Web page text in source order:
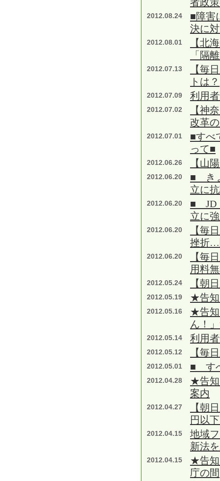
2012.08.24
■障害
決に
2012.08.01
【北
「隔
2012.07.13
【毎
トは？
2012.07.09 利用
2012.07.02
【神
改革
2012.07.01
■すべ
って■
2012.06.26 【山
2012.06.20
■ き
立に
2012.06.20
■ JD
立に
2012.06.20
【毎
挫折…
2012.06.20
【毎
用料
2012.05.24 【朝
2012.05.19 ★告
2012.05.16
★告
ん！
2012.05.14 利用
2012.05.12 【毎
2012.05.01 ■ す
2012.04.28
★告知
案内
2012.04.27
【朝
円以
2012.04.15
地域
新法
2012.04.15
★告
庁の間